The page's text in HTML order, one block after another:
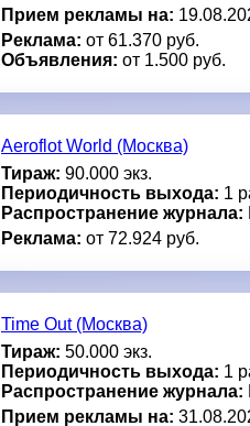
Прием рекламы на:
Реклама: от 61.370 руб.
Объявления: от 1.500 руб.
Aeroflot World (Москва)
Тираж: 90.000 экз.
Периодичность выхода: 1
Распространение журнала:
Реклама: от 72.924 руб.
Time Out (Москва)
Тираж: 50.000 экз.
Периодичность выхода: 1
Распространение журнала:
Прием рекламы на: